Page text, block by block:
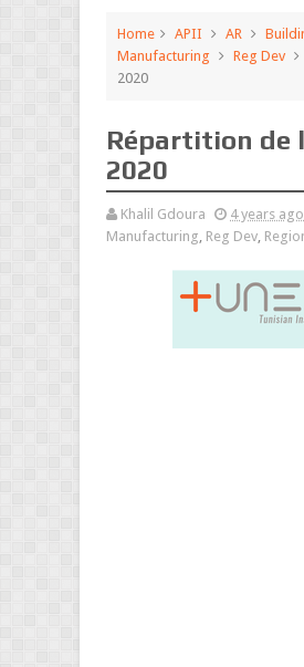
Home APII AR
Manufacturing
Reg Dev
2020
Répartition de
2020
Khalil Gdoura 4 years ago
Manufacturing, Reg Dev,